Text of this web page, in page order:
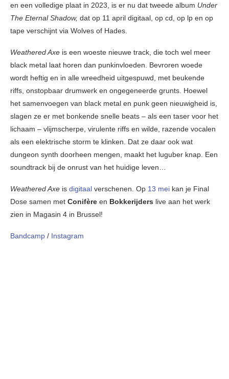
en een volledige plaat in 2023, is er nu dat tweede album Under
The Eternal Shadow, dat op 11 april digitaal, op cd, op lp en op
tape verschijnt via Wolves of Hades.
Weathered Axe is een woeste nieuwe track, die toch wel meer
black metal laat horen dan punkinvloeden. Bevroren woede
wordt heftig en in alle wreedheid uitgespuwd, met beukende
riffs, onstopbaar drumwerk en ongegeneerde grunts. Hoewel
het samenvoegen van black metal en punk geen nieuwigheid is,
slagen ze er met bonkende snelle beats – als een taser voor het
lichaam – vlijmscherpe, virulente riffs en wilde, razende vocalen
als een elektrische storm te klinken. Dat ze daar ook wat
dungeon synth doorheen mengen, maakt het luguber knap. Een
soundtrack bij de onrust van het huidige leven…
Weathered Axe is digitaal verschenen. Op 13 mei kan je Final
Dose samen met Conifère en Bokkerijders live aan het werk
zien in Magasin 4 in Brussel!
Bandcamp / Instagram